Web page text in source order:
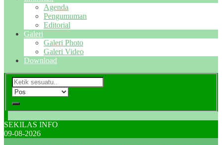
Agenda
Pengumuman
Editorial
Galeri
Galeri Photo
Galeri Video
Download
SEKILAS INFO
09-08-2026